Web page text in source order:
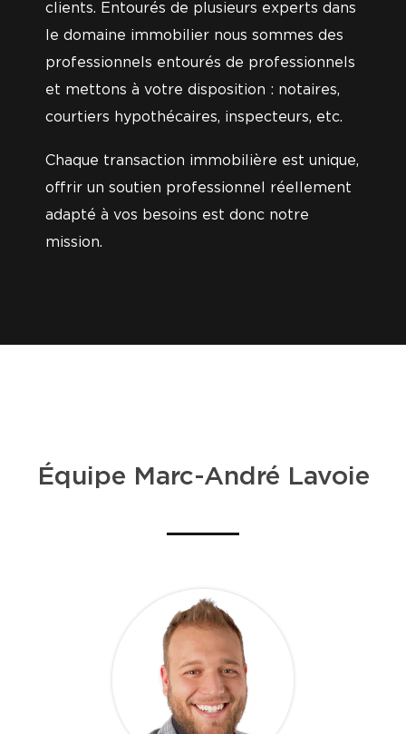
clients. Entourés de plusieurs experts dans
le domaine immobilier nous sommes des
professionnels entourés de professionnels
et mettons à votre disposition : notaires,
courtiers hypothécaires, inspecteurs, etc.
Chaque transaction immobilière est unique,
offrir un soutien professionnel réellement
adapté à vos besoins est donc notre
mission.
Équipe Marc-André Lavoie